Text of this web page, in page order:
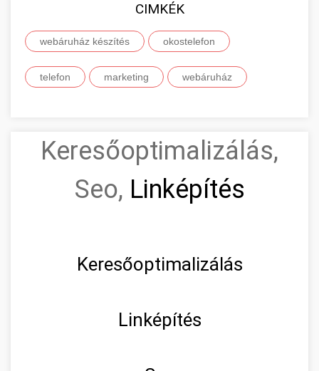
CIMKÉK
webáruház készítés okostelefon
telefon marketing webáruház
Keresőoptimalizálás,
Seo, Linképítés
Keresőoptimalizálás
Linképítés